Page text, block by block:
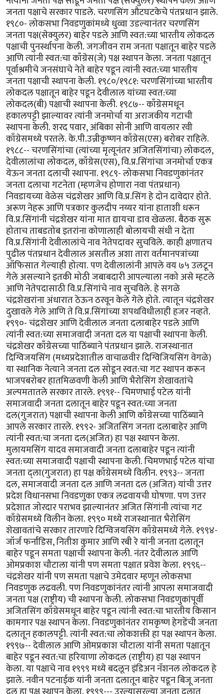
जनता पक्षाचे सरकार पाडले. चरणसिंग औटघटकेचे पंतप्रधान झाले.
१९८०- लोकसभा निवडणुकांमध्ये धुव्वा उडल्यानंतर चरणसिंग
जनता पक्ष(सेक्युलर) बाहेर पडले आणि स्वत:च्या भारतीय लोकदल
पक्षाची पुनर्स्थापना केली. जगजीवन राम जनता पक्षातून बाहेर पडले
आणि त्यांनी स्वत:चा काँग्रेस(जे) पक्ष स्थापन केला. जनता पक्षातून
पूर्वाश्रमीचे जनसंघाचे नेते बाहेर पडून त्यांनी स्वत:च्या भारतीय
जनता पक्षाची स्थापना केली. १९८०/१९८१: चरणसिंगांच्या भारतीय
लोकदल पक्षातून बाहेर पडून देवीलाल यांच्या स्वत:च्या
लोकदल(बी) पक्षाची स्थापना केली. १९८७-- काँग्रेसमधून
हकालपट्टी झाल्यावर त्यांनी जनमोर्चा या अराजकीय गटाची
स्थापना केली. शरद पवार, अंबिका सोनी आणि वायलार रवी
काँग्रेसमध्ये परतले. के.पी.उन्नीकृष्णन काँग्रेस(एस) बरोबर राहिले.
१९८८-- चरणसिंगांचा (त्यांच्या मृत्यूनंतर अजितसिंगांचा) लोकदल,
देवीलालांचा लोकदल, काँग्रेस(एस), वि.प्र.सिंगांचा जनमोर्चा एकत्र
येऊन जनता दलाची स्थापना. १९८९- लोकसभा निवडणुकांनंतर
जनता दलाचा गटनेता (म्हणजेच होणारा नवा पंतप्रधान)
निवडायच्या वेळेस चंद्रशेखर आणि वि.प्र.सिंग हे दोन दावेदार होते.
अरूण नेहरू आणि पत्रकार कुलदीप नय्यर यांना हाताशी धरून
वि.प्र.सिंगांनी चंद्रशेखर यांना मात द्यायचा डाव खेळला. बैठक सुरू
होताच ताबडतोब इतरांना कोणालाही बोलायची संधी न देता
वि.प्र.सिंगांनी देवीलालांचे नाव नेतेपदावर सुचविले. काही क्षणातच
पुढील पंतप्रधान देवीलाल असतील अशा तारा वर्तमानपत्रांच्या
ऑफिसात गेल्याही होत्या. पण देवीलालांनी आपले वय ७५ उलटून
गेले असल्याने इतकी मोठी जबाबदारी आपल्याला नको असे म्हटले
आणि नेतेपदासाठी वि.प्र.सिंगांचे नाव सुचविले. हे सगळे
चंद्रशेखरांना अंधारात ठेऊन ठरवून केले गेले होते. त्यातून चंद्रशेखर
दुखावले गेले आणि ते वि.प्र.सिंगांच्या शपथविधीलाही हजर नव्हते.
१९९०- चंद्रशेखर आणि देवीलाल जनता दलाबाहेर पडले आणि
त्यांनी स्वत:च्या समाजवादी जनता दल या पक्षाची स्थापना केली.
चंद्रशेखर काँग्रेसच्या पाठिंब्याने पंतप्रधान झाले. राजस्थानात
दिग्विजयसिंग (मध्यप्रदेशातील वाचाळवीर दिग्विजियसिंग वेगळे)
या स्थानिक नेत्याने जनता दल सोडून स्वत:चा गट स्थापन करून
भाजपबरोबर हातमिळवणी केली आणि भैरोसिंग शेखावतांचे
अल्पमतातले सरकार तारले. १९९१-- चिमणभाई पटेल यांनी
समाजवादी जनता दलातून बाहेर पडून स्वत:च्या जनता
दल(गुजरात) पक्षाची स्थापना केली आणि काँग्रेसच्या पाठिंब्याने
आपले सरकार तारले. १९९२- अजितसिंग जनता दलाबाहेर आणि
त्यांनी स्वत:चा जनता दल(अजित) हा पक्ष स्थापन केला.
मुलायमसिंग यादव समाजवादी जनता दलाबाहेर पडून त्यांनी
स्वत:च्या समाजवादी पक्षाची स्थापना केली. चिमणभाई पटेल यांचा
जनता द्ला(गुजरात) हा पक्ष काँग्रेसमध्ये विलीन. १९९३-- जनता
दल, समाजवादी जनता दल आणि जनता दल (अजित) यांची उत्तर
प्रदेश विधानसभा निवडणुका एकत्र लढवायची घोषणा. पण उत्तर
प्रदेशात जोरदार पराभव झाल्यानंतर अजित सिंगांनी त्यांचा गट
काँग्रेसमध्ये विलीन केला. १९९० मध्ये राजस्थानात भैरोसिंग
शेखावतांचे सरकार तारणारे दिग्विजयसिंग काँग्रेसमध्ये गेले. १९९४-
जॉर्ज फर्नांडिस, नितीश कुमार आणि रबी रे यांनी जनता दलातून
बाहेर पडून समता पक्षाची स्थापना केली. नंतर देवीलाल आणि
ओमप्रकाश चौटाला यांनी पण समता पक्षात प्रवेश केला. १९९६--
चंद्रशेखर यांनी पण समता पक्षाचे उमेदवार म्हणून लोकसभा
निवडणुक लढवली. पण निवडणुकांनंतर त्यांनी आपला समाजवादी
जनता पक्ष (राष्ट्रीय) ची स्थापना केली. लोकसभा निवडणुकांपूर्वी
अजितसिंग काँग्रेसमधून बाहेर पडून त्यांनी स्वत:चा भारतीय किसान
कामगार पक्ष स्थापन केला. निवडणुकांनंतर रामकृष्ण हेगडेंची जनता
दलातून हकालपट्टी. त्यांनी स्वत:चा लोकशक्ती हा पक्ष स्थापन केला.
१९९७-- देवीलाल आणि ओमप्रकाश चौटाला यांनी समता पक्षातून
बाहेर पडून स्वत:चा हरियाणा लोकदल (राष्ट्रीय) हा पक्ष स्थापन
केला. या पक्षाचे नाव १९९९ मध्ये बदलून इंडिअन नॅशनल लोकदल हे
झाले. नवीन पटनाईक यांनी जनता दलातून बाहेर पडून बिजू जनता